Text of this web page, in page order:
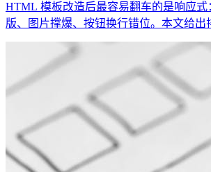
HTML 模板改造后最容易翻车的是响应式
版、图片撑爆、按钮换行错位。本文给出
表和修复策略。